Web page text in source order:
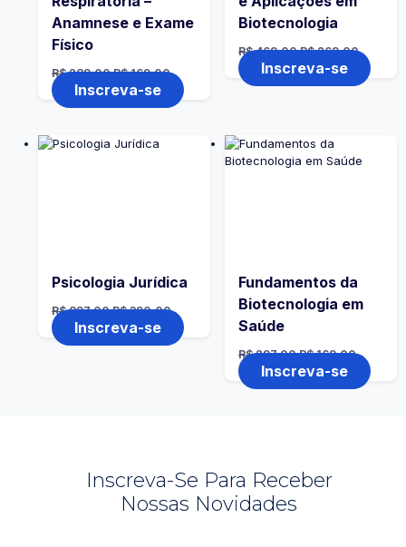
Anamnese e Exame
Físico
R$289,00 R$169,00
Inscreva-se
Biotecnologia
R$469,00 R$269,00
Inscreva-se
Psicologia Jurídica
R$897,00 R$390,00
Inscreva-se
Fundamentos da
Biotecnologia em
Saúde
R$297,00 R$169,00
Inscreva-se
Inscreva-Se Para Receber
Nossas Novidades